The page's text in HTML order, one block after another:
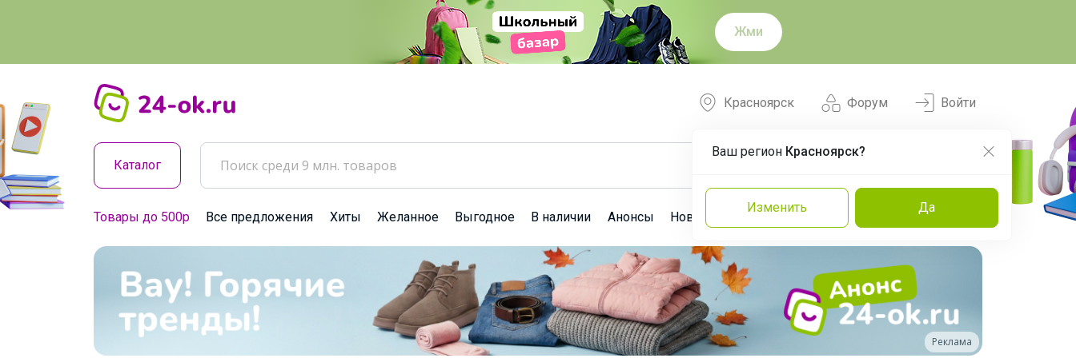
Жми
Форум
Красноярск
Ваш регион Красноярск?
Изменить Да
Войти
Каталог
Товары до 500р Все предложения Хиты Желанное Выгодное В наличии Анонсы Новости Команда Эксперты
Реклама